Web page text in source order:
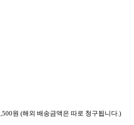
원 (해외 배송금액은 따로 청구됩니다.)